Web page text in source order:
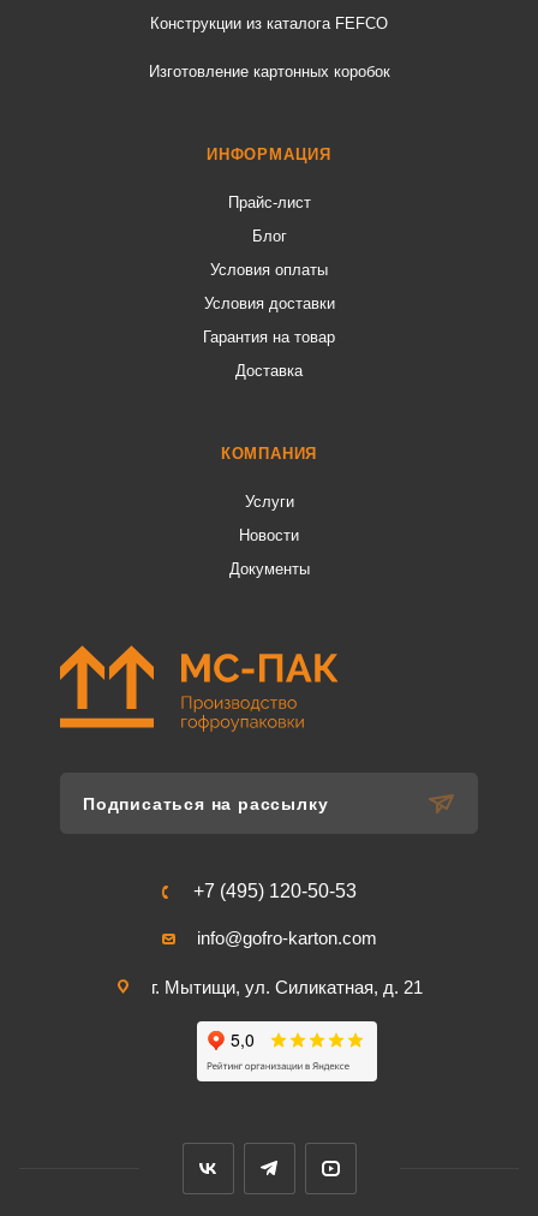
Конструкции из каталога FEFCO
Изготовление картонных коробок
ИНФОРМАЦИЯ
Прайс-лист
Блог
Условия оплаты
Условия доставки
Гарантия на товар
Доставка
КОМПАНИЯ
Услуги
Новости
Документы
Подписаться на рассылку
+7 (495) 120-50-53
info@gofro-karton.com
г. Мытищи, ул. Силикатная, д. 21